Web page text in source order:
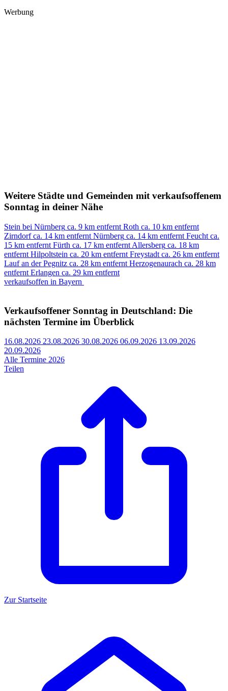
Werbung
Weitere Städte und Gemeinden mit verkaufsoffenem
Sonntag in deiner Nähe
Stein bei Nürnberg ca. 9 km entfernt Roth ca. 10 km entfernt
Zirndorf ca. 14 km entfernt Nürnberg ca. 14 km entfernt Feucht ca.
15 km entfernt Fürth ca. 17 km entfernt Allersberg ca. 18 km
entfernt Hilpoltstein ca. 20 km entfernt Freystadt ca. 26 km entfernt
Lauf an der Pegnitz ca. 28 km entfernt Herzogenaurach ca. 28 km
entfernt Erlangen ca. 29 km entfernt
verkaufsoffen in Bayern
Verkaufsoffener Sonntag in Deutschland: Die
nächsten Termine im Überblick
16.08.2026 23.08.2026 30.08.2026 06.09.2026 13.09.2026
20.09.2026
Alle Termine 2026
Teilen
Zur Startseite